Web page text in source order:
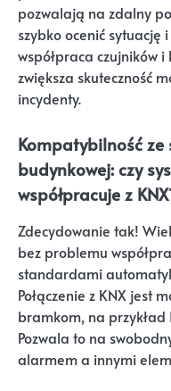
pozwalają na zdalny
szybko ocenić sytuację
współpraca czujników
zwiększa skuteczność
incydenty.
Kompatybilność
budynkowej: czy
współpracuje z
Zdecydowanie tak!
bez problemu
standardami
Połączenie z KNX jest
bramkom, na przykład
Pozwala to na
alarmem a innymi